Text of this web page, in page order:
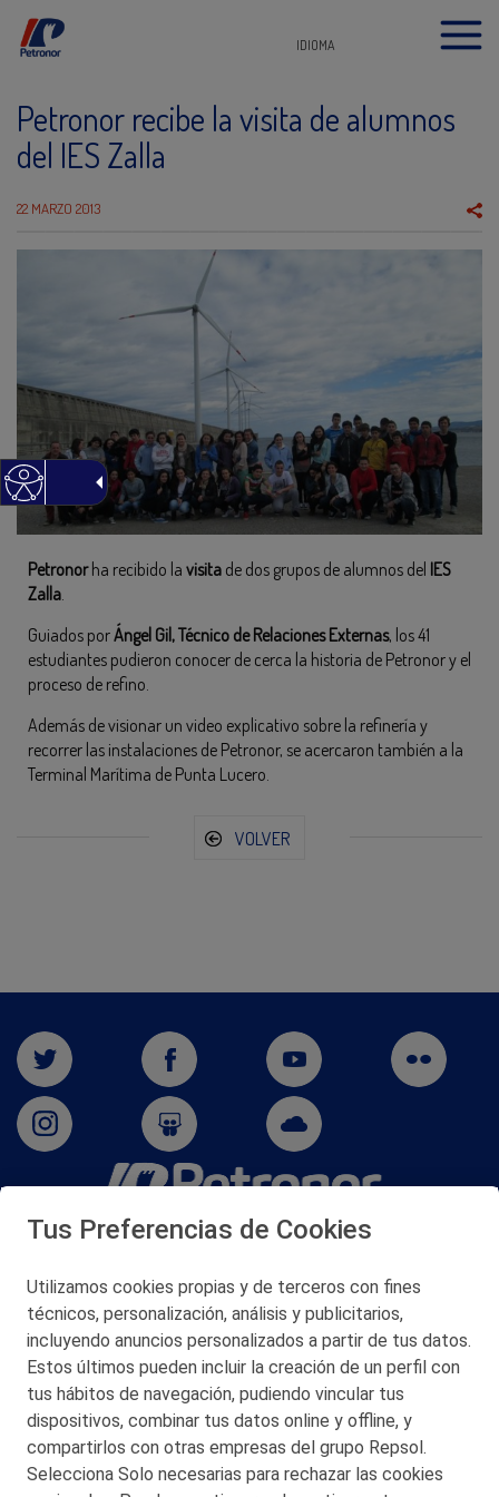
IDIOMA
Petronor recibe la visita de alumnos
del IES Zalla
22 MARZO 2013
Petronorha recibido la visita de dos grupos de alumnos del IES
Zalla.
Guiados porÁngel Gil, Técnico de Relaciones Externas, los 41
estudiantes pudieron conocer de cerca la historia de Petronor y el
proceso de refino.
Además de visionar un video explicativo sobre la refinería y
recorrer las instalaciones de Petronor, se acercaron también a la
Terminal Marítima de Punta Lucero.
VOLVER
San Martín 5-Edificio Muñatones,
© 2026 Petronor S.A.
CONTACTO
MAPA WEB
Tus Preferencias de Cookies
Utilizamos cookies propias y de terceros con fines
técnicos, personalización, análisis y publicitarios,
incluyendo anuncios personalizados a partir de tus datos.
Estos últimos pueden incluir la creación de un perfil con
tus hábitos de navegación, pudiendo vincular tus
dispositivos, combinar tus datos online y offline, y
compartirlos con otras empresas del grupo Repsol.
Selecciona Solo necesarias para rechazar las cookies